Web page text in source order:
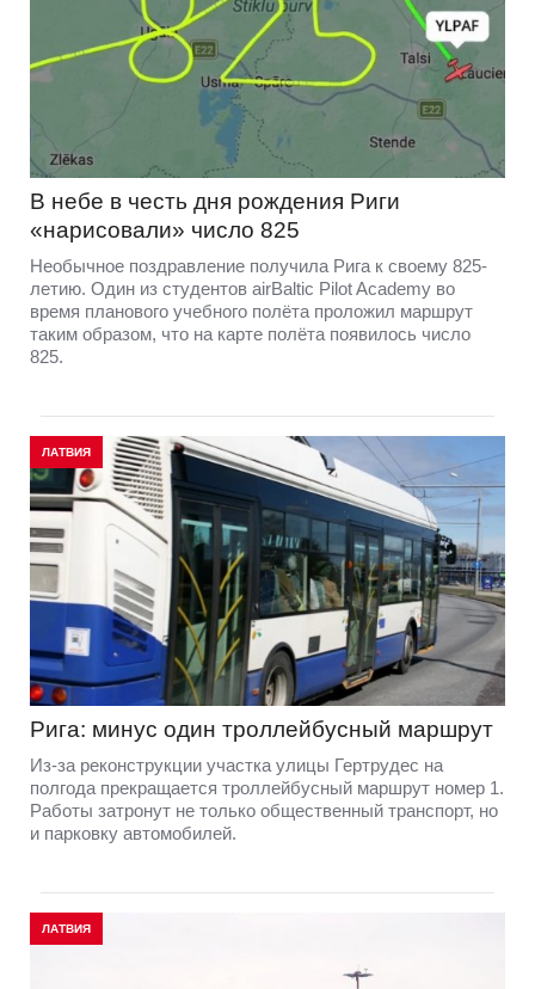
В небе в честь дня рождения Риги
«нарисовали» число 825
Необычное поздравление получила Рига к своему 825-
летию. Один из студентов airBaltic Pilot Academy во
время планового учебного полёта проложил маршрут
таким образом, что на карте полёта появилось число
825.
ЛАТВИЯ
Рига: минус один троллейбусный маршрут
Из-за реконструкции участка улицы Гертрудес на
полгода прекращается троллейбусный маршрут номер 1.
Работы затронут не только общественный транспорт, но
и парковку автомобилей.
ЛАТВИЯ